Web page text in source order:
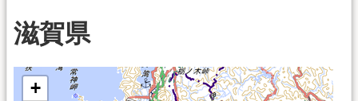
滋賀県
+